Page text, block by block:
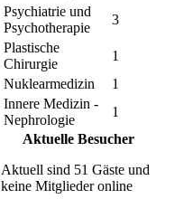
Psychiatrie und
Psychotherapie
3
Plastische
Chirurgie
1
Nuklearmedizin
1
Innere Medizin -
Nephrologie
1
Aktuelle Besucher
Aktuell sind 51 Gäste und
keine Mitglieder online